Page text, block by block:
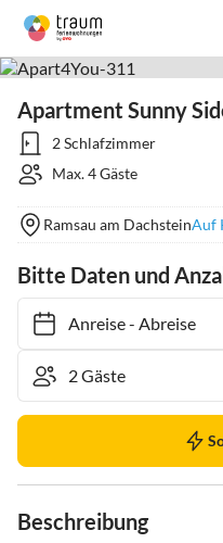
Apartment Sunny
2 Schlafzimmer
Max. 4 Gäste
Ramsau am DachsteinAuf
Bitte Daten und
Anreise- Abreise
Beschreibung